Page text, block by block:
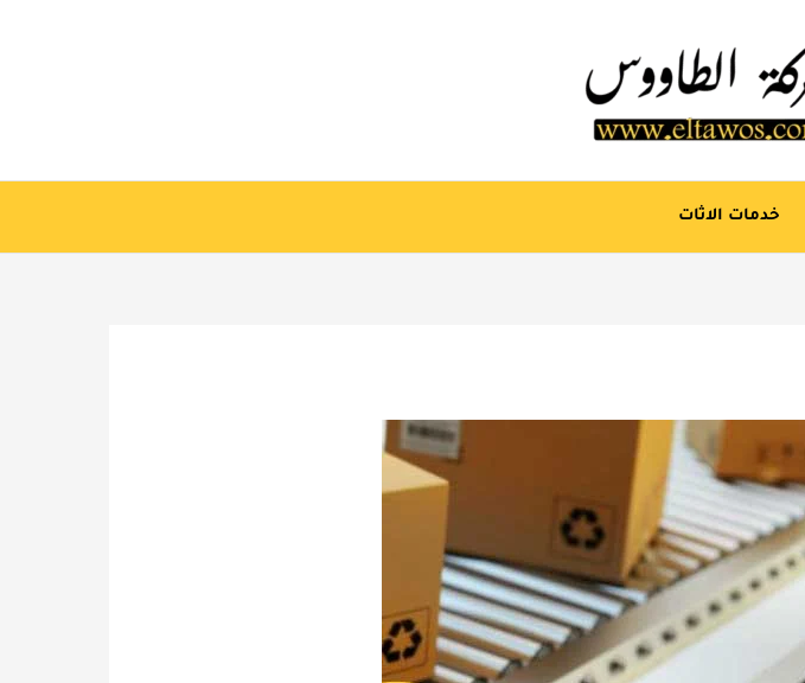
خدمات الاثات